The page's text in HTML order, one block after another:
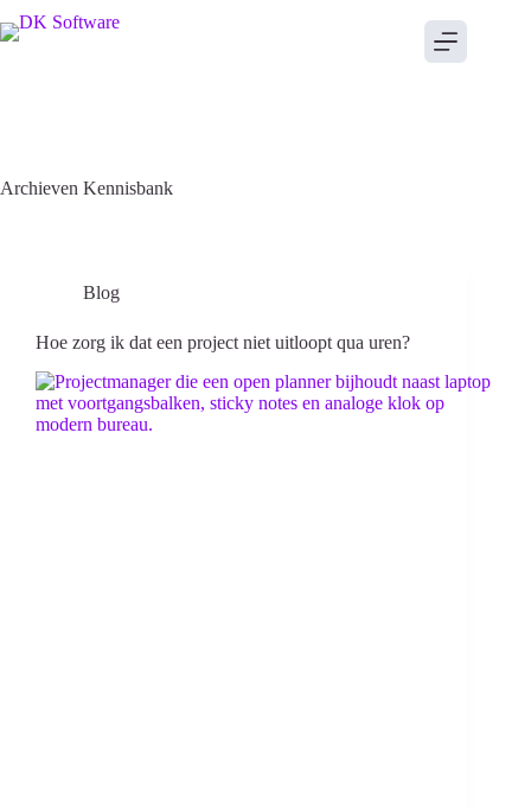
Archieven Kennisbank
Blog
Hoe zorg ik dat een project niet uitloopt qua uren?